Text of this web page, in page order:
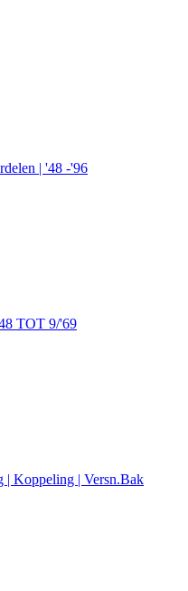
| '48 -'96
TOT 9/'69
| Koppeling | Versn.Bak